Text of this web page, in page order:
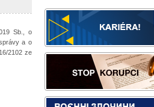
Sb., o
a o
2102 ze